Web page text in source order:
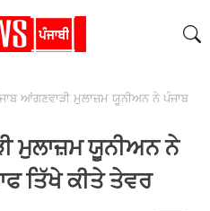
ਆਂਗਣਵਾੜੀ ਮੁਲਾਜ਼ਮ ਯੂਨੀਅਨ ਨੇ ਪੰਜਾਬ
ਮੁਲਾਜ਼ਮ ਯੂਨੀਅਨ ਨੇ
ਤਿੱਖੇ ਕੀਤੇ ਤੇਵਰ